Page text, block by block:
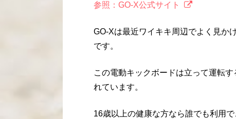
参照：GO-X公式サイト
GO-Xは最近ワイキキ周辺でよく見か
です。
この電動キックボードは立って運転
れています。
16歳以上の健康な方なら誰でも利用